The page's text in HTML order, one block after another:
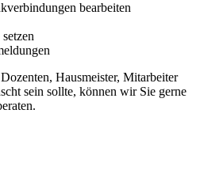
bearbeiten
Hausmeister, Mitarbeiter
sein sollte, können wir Sie gerne